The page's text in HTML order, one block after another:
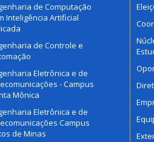
de Computação
Inteligência Artificial
de Controle e
Eletrônica e de
- Campus
Mônica
Eletrônica e de
Campus
de Minas